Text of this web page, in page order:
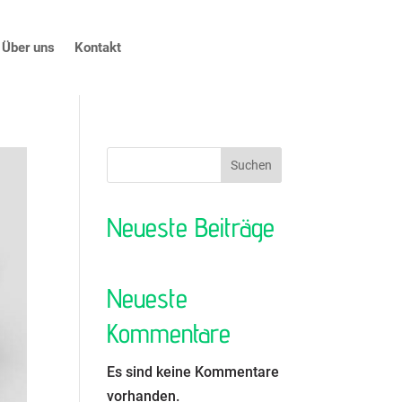
Über uns Kontakt
Suchen
Neueste Beiträge
Neueste
Kommentare
Es sind keine Kommentare
vorhanden.